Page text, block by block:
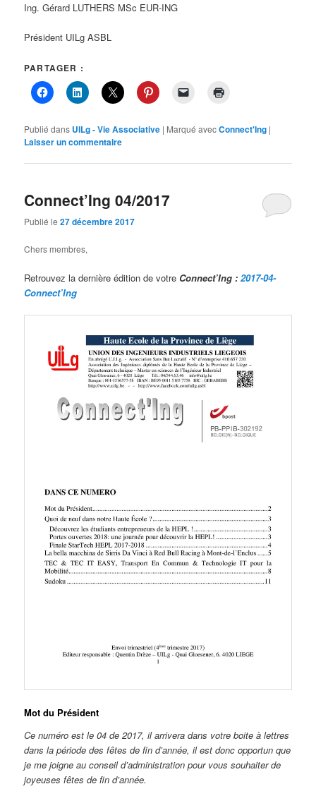
Ing. Gérard LUTHERS MSc EUR-ING
Président UILg ASBL
PARTAGER :
Publié dans UILg - Vie Associative | Marqué avecConnect'Ing |
Laisser un commentaire
Connect’Ing 04/2017
Publié le27 décembre 2017
Chers membres,
Retrouvez la dernière édition de votre Connect’Ing :2017-04-
Connect’Ing
Mot du Président
Ce numéro est le 04 de 2017, il arrivera dans votre boite à lettres
dans la période des fêtes de fin d’année, il est donc opportun que
je me joigne au conseil d’administration pour vous souhaiter de
joyeuses fêtes de fin d’année.